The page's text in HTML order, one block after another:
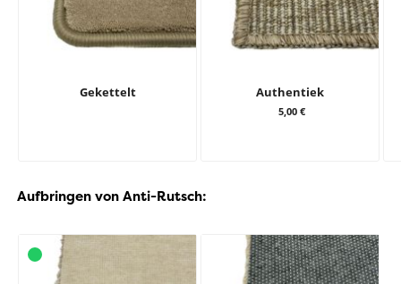
Gekettelt Authentiek
5,00 €
Aufbringen von Anti-Rutsch: